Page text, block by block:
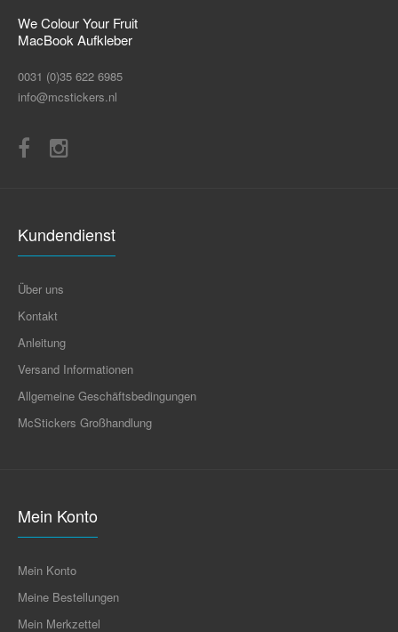
We Colour Your Fruit
MacBook Aufkleber
0031 (0)35 622 6985
info@mcstickers.nl
Kundendienst
Über uns
Kontakt
Anleitung
Versand Informationen
Allgemeine Geschäftsbedingungen
McStickers Großhandlung
Mein Konto
Mein Konto
Meine Bestellungen
Mein Merkzettel